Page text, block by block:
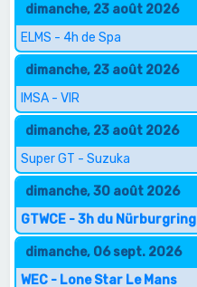
dimanche, 23 août 2026
ELMS - 4h de Spa
dimanche, 23 août 2026
IMSA - VIR
dimanche, 23 août 2026
Super GT - Suzuka
dimanche, 30 août 2026
GTWCE - 3h du Nürburgring
dimanche, 06 sept. 2026
WEC - Lone Star Le Mans